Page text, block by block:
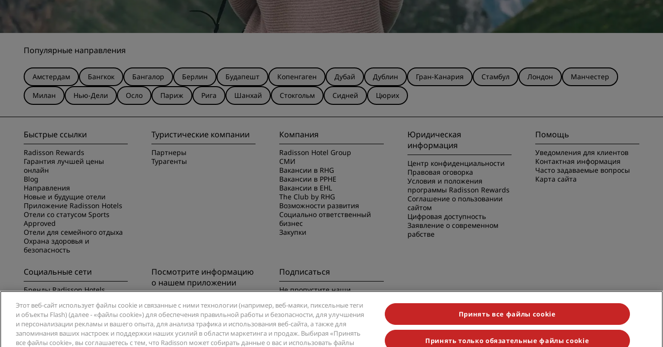
Популярные направления
Амстердам Бангкок Бангалор Берлин Будапешт Копенгаген Дубай Дублин Гран-Канария Стамбул Лондон
Манчестер
Милан
Нью-Дели Осло Париж Рига Шанхай Стокгольм Сидней Цюрих
Быстрые ссылки
Radisson Rewards
Гарантия лучшей цены
онлайн
Blog
Направления
Новые и будущие отели
Приложение Radisson Hotels
Отели со статусом Sports
Approved
Отели для семейного отдыха
Охрана здоровья и
безопасность
Туристические компании
Партнеры
Турагенты
Компания
Radisson Hotel Group
СМИ
Вакансии в RHG
Вакансии в PPHE
Вакансии в EHL
The Club by RHG
Возможности развития
Социально ответственный
бизнес
Закупки
Юридическая
информация
Центр конфиденциальности
Правовая оговорка
Условия и положения
программы Radisson Rewards
Соглашение о пользовании
сайтом
Цифровая доступность
Заявление о современном
рабстве
Помощь
Уведомления для клиентов
Контактная информация
Часто задаваемые вопросы
Карта сайта
Социальные сети
Бренды Radisson Hotels
Посмотрите информацию
о нашем приложении
Radisson Hotels
Подписаться
Не пропустите наши
наибольшей популярностью
Этот веб-сайт использует файлы cookie и связанные с ними технологии (например, веб-маяки, пиксельные теги
и объекты Flash) (далее - «файлы cookie») для обеспечения правильной работы и безопасности, для улучшения
и персонализации рекламы и вашего опыта, для анализа трафика и использования веб-сайта, а также для
запоминания ваших настроек и поддержки наших усилий в области маркетинга и продаж. Выбирая «Принять
все файлы cookie», вы соглашаетесь с тем, что Radisson может собирать данные о вас и использовать файлы
Принять все файлы cookie
Принять только обязательные файлы cookie